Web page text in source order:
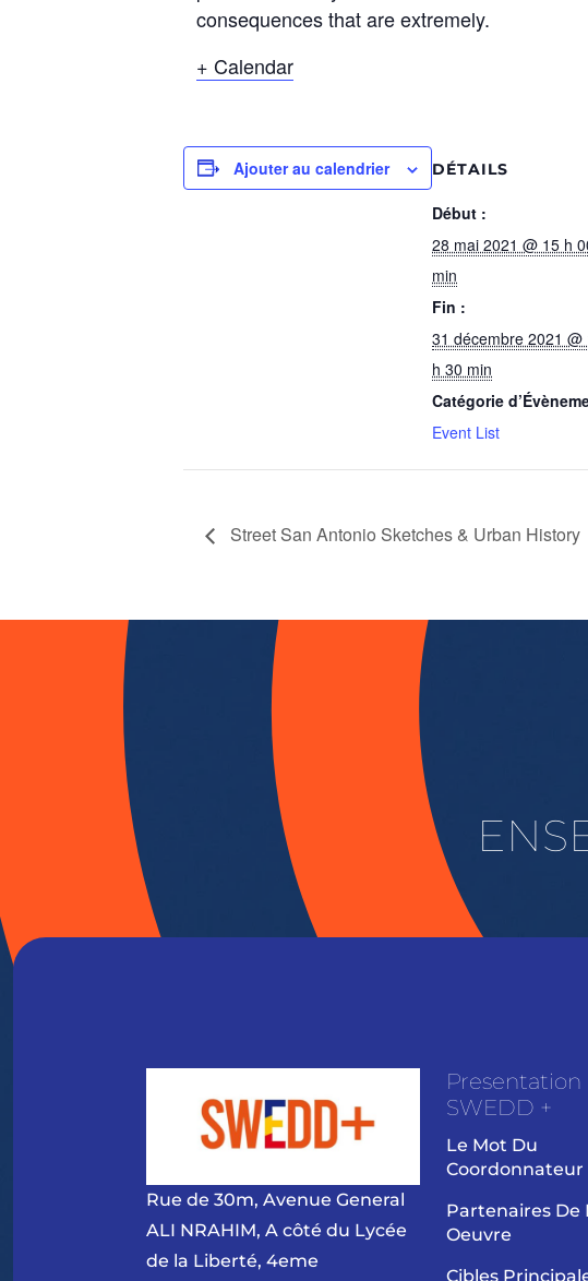
consequences that are extremely.
+ Calendar
Ajouter au calendrier DÉTAILS
Début :
28 mai 2021 @ 15 h
min
Fin :
31 décembre 2021 @
h 30 min
Catégorie
Event List
Street San Antonio Sketches & Urban History
Rue de 30m, Avenue General
ALI NRAHIM, A côté du Lycée
de la Liberté, 4eme
Presentation
SWEDD +
Le Mot Du
Coordonnateur
Partenaires De
Oeuvre
Cibles